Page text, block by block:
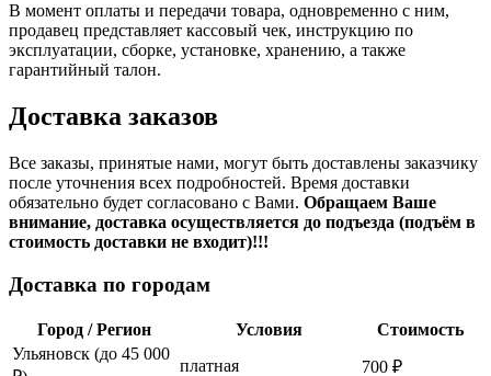
В момент оплаты и передачи товара, одновременно с ним,
продавец представляет кассовый чек, инструкцию по
эксплуатации, сборке, установке, хранению, а также
гарантийный талон.
Доставка заказов
Все заказы, принятые нами, могут быть доставлены заказчику
после уточнения всех подробностей. Время доставки
обязательно будет согласовано с Вами. Обращаем Ваше
внимание, доставка осуществляется до подъезда (подъём в
стоимость доставки не входит)!!!
Доставка по городам
Город / Регион Условия
Стоимость
Ульяновск (до 45 000
платная
700 ₽